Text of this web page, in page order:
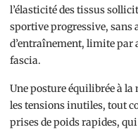
l’élasticité des tissus
sportive progressive,
d’entraînement, limite par
fascia.
Une posture équilibrée à
les tensions inutiles, tout
prises de poids rapides,